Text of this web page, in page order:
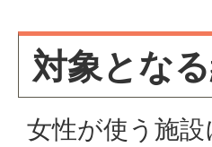
対象とな
女性が使う施